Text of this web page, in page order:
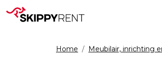
Home Meubilair, inrichting